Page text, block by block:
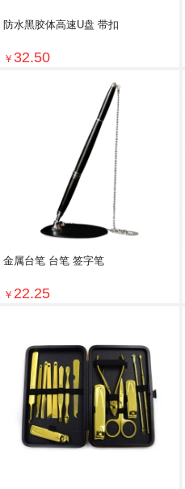
防水黑胶体高速U盘 带扣
￥ 32.50
金属台笔 台笔 签字笔
￥ 22.25